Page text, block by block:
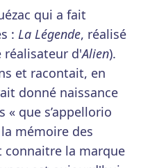
qui a fait
: La Légende, réalisé
réalisateur d'Alien).
et racontait, en
donné naissance
« que s’appellorio
mémoire des
la marque